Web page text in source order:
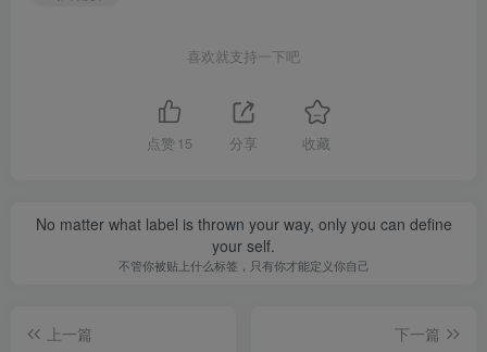
喜欢就支持一下吧
点赞 15 分享 收藏
No matter what label is thrown your way, only you can define
your self.
不管你被贴上什么标签，只有你才能定义你自己
上一篇
下一篇